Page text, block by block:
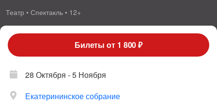
Театр • Спектакль • 12+
Билеты от 1 800 ₽
28 Октября - 5 Ноября
Екатерининское собрание